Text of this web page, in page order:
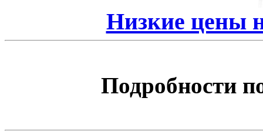
Низкие цены
Подробности